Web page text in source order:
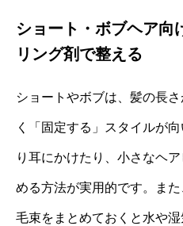
ショート・ボブヘア向
リング剤で整える
ショートやボブは、髪の長
く「固定する」スタイルが
り耳にかけたり、小さなヘ
める方法が実用的です。ま
毛束をまとめておくと水や湿